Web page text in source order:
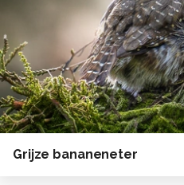
Grijze bananeneter